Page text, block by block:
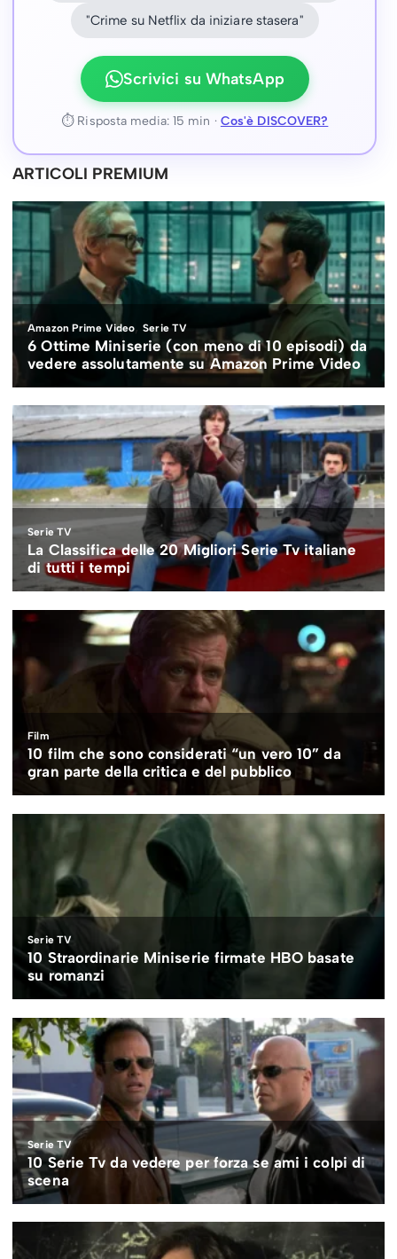
"Crime su Netflix da iniziare stasera"
Scrivici su WhatsApp
⏱ Risposta media: 15 min · Cos'è DISCOVER?
ARTICOLI PREMIUM